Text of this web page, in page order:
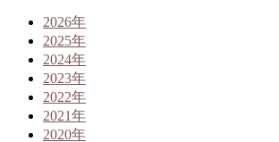
2026年
2025年
2024年
2023年
2022年
2021年
2020年